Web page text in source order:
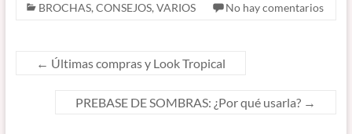
BROCHAS, CONSEJOS, VARIOS No hay comentarios
← Últimas compras y Look Tropical
PREBASE DE SOMBRAS: ¿Por qué usarla? →